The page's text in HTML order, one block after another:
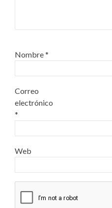
Nombre*
Correo
electrónico
*
Web